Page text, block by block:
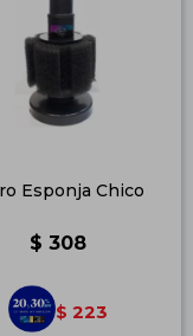
Esponja Chico
$ 308
$ 223